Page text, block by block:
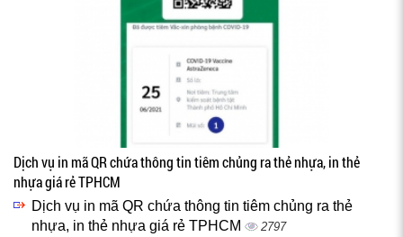
Dịch vụ in mã QR chứa thông tin tiêm chủng ra thẻ nhựa, in thẻ
nhựa giá rẻ TPHCM
Dịch vụ in mã QR chứa thông tin tiêm chủng ra thẻ
nhựa, in thẻ nhựa giá rẻ TPHCM
2797